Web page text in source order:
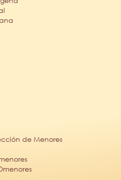
de Menores